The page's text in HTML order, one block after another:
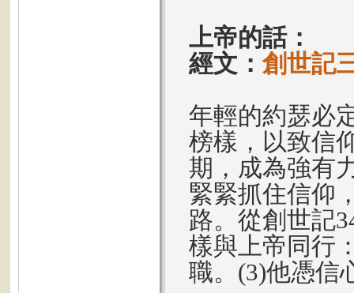
上帝的話：
經文： 創世記
年輕的約瑟必
榜樣，以致信
期，成為強有
緊緊抓住信仰
路。從創世記
樣與上帝同行
職。(3)他憑信